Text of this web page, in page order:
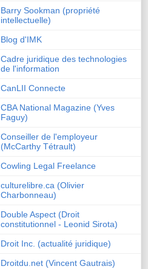
Barry Sookman (propriété
intellectuelle)
Blog d'IMK
Cadre juridique des technologies
de l'information
CanLII Connecte
CBA National Magazine (Yves
Faguy)
Conseiller de l'employeur
(McCarthy Tétrault)
Cowling Legal Freelance
culturelibre.ca (Olivier
Charbonneau)
Double Aspect (Droit
constitutionnel - Leonid Sirota)
Droit Inc. (actualité juridique)
Droitdu.net (Vincent Gautrais)